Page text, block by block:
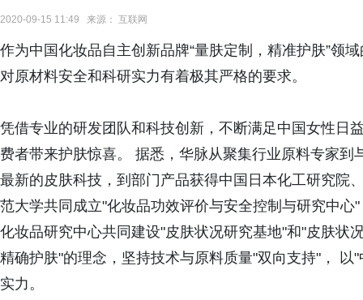
2020-09-15 11:49 来源： 互联网
作为中国化妆品自主创新品牌“量肤定制，精准护肤”领
对原材料安全和科研实力有着极其严格的要求。
凭借专业的研发团队和科技创新，不断满足中国女性日
费者带来护肤惊喜。 据悉，华脉从聚集行业原料专家
最新的皮肤科技，到部门产品获得中国日本化工研究院
范大学共同成立"化妆品功效评价与安全控制与研究中
化妆品研究中心共同建设"皮肤状况研究基地"和"皮肤状
精确护肤"的理念，坚持技术与原料质量"双向支持"，
实力。